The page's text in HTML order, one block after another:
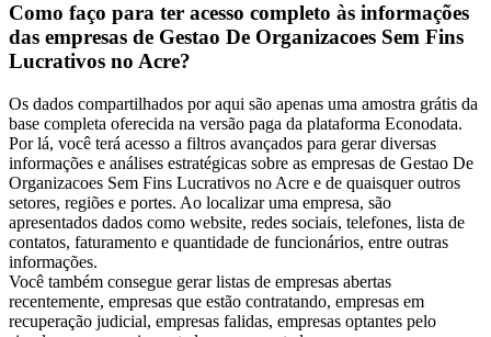
Como faço para ter acesso completo às informações
das empresas de Gestao De Organizacoes Sem Fins
Lucrativos no Acre?
Os dados compartilhados por aqui são apenas uma amostra grátis da
base completa oferecida na versão paga da plataforma Econodata.
Por lá, você terá acesso a filtros avançados para gerar diversas
informações e análises estratégicas sobre as empresas de Gestao De
Organizacoes Sem Fins Lucrativos no Acre e de quaisquer outros
setores, regiões e portes. Ao localizar uma empresa, são
apresentados dados como website, redes sociais, telefones, lista de
contatos, faturamento e quantidade de funcionários, entre outras
informações.
Você também consegue gerar listas de empresas abertas
recentemente, empresas que estão contratando, empresas em
recuperação judicial, empresas falidas, empresas optantes pelo